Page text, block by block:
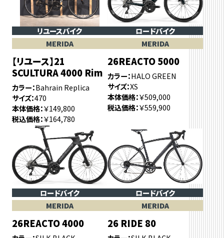
リユースバイク
MERIDA
【リユース】21
SCULTURA 4000 Rim
カラー Bahrain Replica
サイズ 470
本体価格 ￥149,800
税込価格 ￥164,780
ロードバイク
MERIDA
26REACTO 5000
カラー HALO GREEN
サイズ XS
本体価格 ￥509,000
税込価格 ￥559,900
ロードバイク
MERIDA
26REACTO 4000
ロードバイク
MERIDA
26 RIDE 80